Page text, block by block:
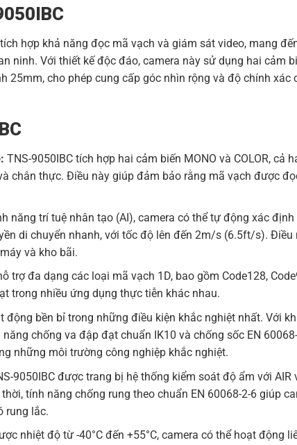
hợp khả năng đọc mã vạch và giám sát video, mang
ninh. Với thiết kế độc đáo, camera này sử dụng hai cảm
25mm, cho phép cung cấp góc nhìn rộng và độ chính xác
TNS-9050IBC tích hợp hai cảm biến MONO và COLOR, cả
chân thực. Điều này giúp đảm bảo rằng mã vạch được
năng trí tuệ nhân tạo (AI), camera có thể tự động xác
di chuyển nhanh, với tốc độ lên đến 2m/s (6.5ft/s). Điều
và kho bãi.
trợ đa dạng các loại mã vạch 1D, bao gồm Code128,
trong nhiều ứng dụng thực tiễn khác nhau.
động bền bỉ trong những điều kiện khắc nghiệt nhất. Với
chống va đập đạt chuẩn IK10 và chống sốc EN
những môi trường công nghiệp khắc nghiệt.
9050IBC được trang bị hệ thống kiểm soát độ ẩm với AIR
tính năng chống rung theo chuẩn EN 60068-2-6 giúp
rung lắc.
nhiệt độ từ -40°C đến +55°C, camera có thể hoạt động